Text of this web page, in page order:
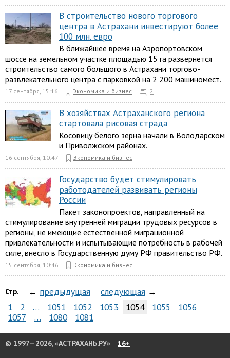
В строительство нового торгового
центра в Астрахани инвестируют более
100 млн. евро
В ближайшее время на Аэропортовском
шоссе на земельном участке площадью 15 га развернется
строительство самого большого в Астрахани торгово-
развлекательного центра с парковкой на 2 200 машиномест.
17 сентября, 15:16 Экономика и бизнес 2
В хозяйствах Астраханского региона
стартовала рисовая страда
Косовицу белого зерна начали в Володарском
и Приволжском районах.
16 сентября, 10:47 Экономика и бизнес
Государство будет стимулировать
работодателей развивать регионы
России
Пакет законопроектов, направленный на
стимулирование внутренней миграции трудовых ресурсов в
регионы, не имеющие естественной миграционной
привлекательности и испытывающие потребность в рабочей
силе, внесло в Государственную думу РФ правительство РФ.
15 сентября, 10:46 Экономика и бизнес
Стр. ← предыдущая следующая →
1
2 … 1051 1052 1053 1054 1055
1056
1057
… 1080 1081
© 1997—2026, «АСТРАХАНЬ.РУ» 16+